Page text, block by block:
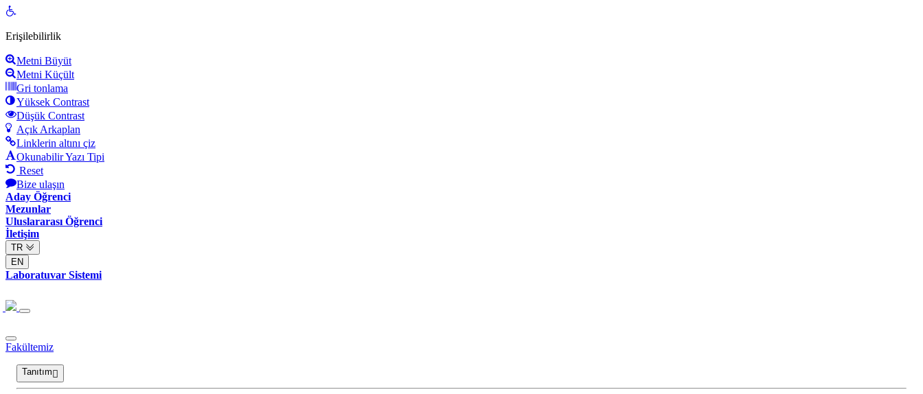
Open
Erişilebilirlik
Metni Büyüt
Metni Küçült
Gri tonlama
Yüksek Contrast
Düşük Contrast
Açık Arkaplan
Linklerin altını çiz
Okunabilir Yazı Tipi
Reset
Bize ulaşın
Aday Öğrenci
Mezunlar
Uluslararası Öğrenci
İletişim
TR
EN
Laboratuvar Sistemi
Fakültemiz
Tanıtım